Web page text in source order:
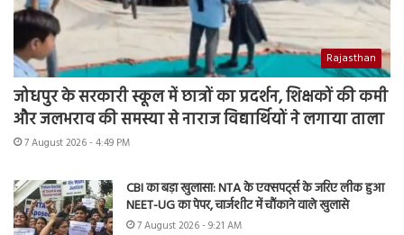
Rajasthan
जोधपुर के सरकारी स्कूल में छात्रों का प्रदर्शन, शिक्षकों की कमी
और जलभराव की समस्या से नाराज विद्यार्थियों ने लगाया ताला
7 August 2026 - 4:49 PM
CBI का बड़ा खुलासा: NTA के एक्सपर्ट्स के जरिए लीक हुआ
NEET-UG का पेपर, चार्जशीट में चौंकाने वाले खुलासे
7 August 2026 - 9:21 AM